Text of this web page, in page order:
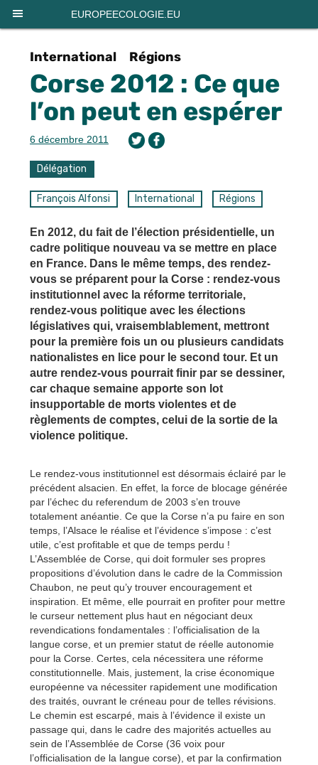
EUROPEECOLOGIE.EU
International Régions
Corse 2012 : Ce que
l’on peut en espérer
6 décembre 2011
Délégation
François Alfonsi International Régions
En 2012, du fait de l’élection présidentielle, un
cadre politique nouveau va se mettre en place
en France. Dans le même temps, des rendez-
vous se préparent pour la Corse : rendez-vous
institutionnel avec la réforme territoriale,
rendez-vous politique avec les élections
législatives qui, vraisemblablement, mettront
pour la première fois un ou plusieurs candidats
nationalistes en lice pour le second tour. Et un
autre rendez-vous pourrait finir par se dessiner,
car chaque semaine apporte son lot
insupportable de morts violentes et de
règlements de comptes, celui de la sortie de la
violence politique.
Le rendez-vous institutionnel est désormais éclairé par le
précédent alsacien. En effet, la force de blocage générée
par l’échec du referendum de 2003 s’en trouve
totalement anéantie. Ce que la Corse n’a pu faire en son
temps, l’Alsace le réalise et l’évidence s’impose : c’est
utile, c’est profitable et que de temps perdu !
L’Assemblée de Corse, qui doit formuler ses propres
propositions d’évolution dans le cadre de la Commission
Chaubon, ne peut qu’y trouver encouragement et
inspiration. Et même, elle pourrait en profiter pour mettre
le curseur nettement plus haut en négociant deux
revendications fondamentales : l’officialisation de la
langue corse, et un premier statut de réelle autonomie
pour la Corse. Certes, cela nécessitera une réforme
constitutionnelle. Mais, justement, la crise économique
européenne va nécessiter rapidement une modification
des traités, ouvrant le créneau pour de telles révisions.
Le chemin est escarpé, mais à l’évidence il existe un
passage qui, dans le cadre des majorités actuelles au
sein de l’Assemblée de Corse (36 voix pour
l’officialisation de la langue corse), et par la confirmation